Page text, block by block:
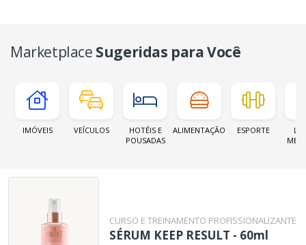
Marketplace Sugeridas para Você
IMÓVEIS VEÍCULOS
HOTÉIS E
POUSADAS
ALIMENTAÇÃO ESPORTE
CURSO E TREINAMENTO PROFISSIONALIZANTE
SÉRUM KEEP RESULT - 60ml